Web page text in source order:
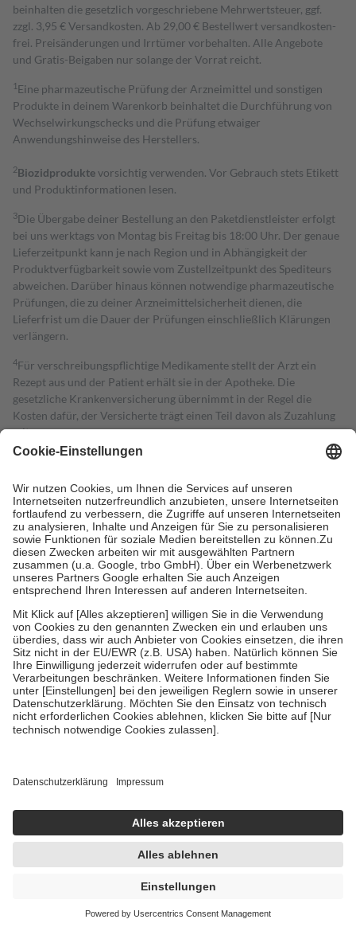
beinhalten die gesetzlich vorgeschriebene Mehrwertsteuer, ggf.
zzgl. 3,95 € Versandkosten. Ab 29,00 € Bestell­wert versand­kosten­
frei. Preisänderungen und Irrtümer vorbehalten. Alle Angebote
und Gratis-Beigaben nur solange der Vorrat reicht.
1 Eine pharmazeutische Prüfung der Arzneimittel und sonstigen
Produkte in deinem Warenkorb beinhaltet die Durchführung von
Wechselwirkungschecks und die Prüfung etwaiger
Anwendungshinweise des Herstellers.
2Biozidproduktevorsichtig verwenden. Vor Gebrauch stets Etikett
und Produktinformationen lesen.
3Die Übergabe deiner Bestellung an den Paketdienstleister erfolgt
bei uns werktags von Montag bis Freitag bis 18:00 Uhr. Der genaue
Lieferzeitpunkt kann je nach Region und in Abhängigkeit der
Produktverfügbarkeit sowie vom Zustellzeitpunkt des Spediteurs
abweichen. Darüber hinaus können notwendige pharmazeutische
Prüfungen, die zu deiner Arzneimittelsicherheit dienen, die
Lieferfrist um die Dauer der Prüfungen einschließlich Klärungen
verlängern.
4Für verschreibungspflichtige Medikamente stellt der Arzt ein
Rezept aus und der Patient erhält sie in der Apotheke. Die
gesetzliche Krankenversicherung übernimmt in der Regel die
Kosten dafür, der Versicherte trägt einen Teil davon als Zuzahlung
mit.
Grundsätzlich leisten Mitglieder Zuzahlungen in Höhe von zehn
höchstens zehn Euro.
Es sind jedoch nie mehr als die tatsächlichen
Kosten der Leistung zu entrichten.
Diese Regeln gelten grundsätzlich auch für Online-Apotheken.
Bei Heilmitteln und häuslicher Krankenpflege beträgt die
Zuzahlung zehn Prozent der Kosten sowie zehn Euro je
Verordnung.
Um das Engagement der Versicherten für ihre eigene Gesundheit zu
stärken und die besondere Stellung der Familie zu unterstützen,
fallenkeine Zuzahlungenan bei:
• Kindern und Jugendlichen bis zum vollendeten 18. Lebensjahr
mit Ausnahme der Fahrkosten
• Untersuchungen zur Vorsorge und Früherkennung, die von der
GKV getragen werden
• empfohlenen Schutzimpfungen
• Harn- und Blutteststreifen
getroffen, um sicherzustellen, dass es sich um echte Bewertungen
https://help.etrusted.com/hc/de/articles/4419944605341
Einige Bilder und Inhalte wurden unter Zuhilfenahme künstlicher